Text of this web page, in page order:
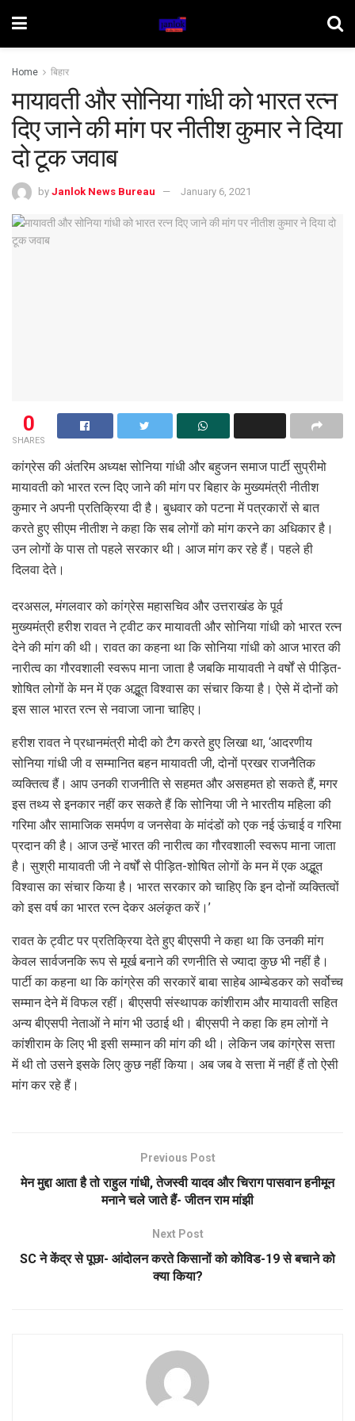
Home बिहार
मायावती और सोनिया गांधी को भारत रत्न
दिए जाने की मांग पर नीतीश कुमार ने दिया
दो टूक जवाब
by Janlok News Bureau January 6, 2021
0
SHARES
कांग्रेस की अंतरिम अध्यक्ष सोनिया गांधी और बहुजन समाज पार्टी सुप्रीमो
मायावती को भारत रत्न दिए जाने की मांग पर बिहार के मुख्यमंत्री नीतीश
कुमार ने अपनी प्रतिक्रिया दी है। बुधवार को पटना में पत्रकारों से बात
करते हुए सीएम नीतीश ने कहा कि सब लोगों को मांग करने का अधिकार है।
उन लोगों के पास तो पहले सरकार थी। आज मांग कर रहे हैं। पहले ही
दिलवा देते।
दरअसल, मंगलवार को कांग्रेस महासचिव और उत्तराखंड के पूर्व
मुख्यमंत्री हरीश रावत ने ट्वीट कर मायावती और सोनिया गांधी को भारत रत्न
देने की मांग की थी। रावत का कहना था कि सोनिया गांधी को आज भारत की
नारीत्व का गौरवशाली स्वरूप माना जाता है जबकि मायावती ने वर्षों से पीड़ित-
शोषित लोगों के मन में एक अद्भूत विश्वास का संचार किया है। ऐसे में दोनों को
इस साल भारत रत्न से नवाजा जाना चाहिए।
हरीश रावत ने प्रधानमंत्री मोदी को टैग करते हुए लिखा था, ‘आदरणीय
सोनिया गांधी जी व सम्मानित बहन मायावती जी, दोनों प्रखर राजनैतिक
व्यक्तित्व हैं। आप उनकी राजनीति से सहमत और असहमत हो सकते हैं, मगर
इस तथ्य से इनकार नहीं कर सकते हैं कि सोनिया जी ने भारतीय महिला की
गरिमा और सामाजिक समर्पण व जनसेवा के मांदंडों को एक नई ऊंचाई व गरिमा
प्रदान की है। आज उन्हें भारत की नारीत्व का गौरवशाली स्वरूप माना जाता
है। सुश्री मायावती जी ने वर्षों से पीड़ित-शोषित लोगों के मन में एक अद्भूत
विश्वास का संचार किया है। भारत सरकार को चाहिए कि इन दोनों व्यक्तित्वों
को इस वर्ष का भारत रत्न देकर अलंकृत करें।’
रावत के ट्वीट पर प्रतिक्रिया देते हुए बीएसपी ने कहा था कि उनकी मांग
केवल सार्वजनकि रूप से मूर्ख बनाने की रणनीति से ज्यादा कुछ भी नहीं है।
पार्टी का कहना था कि कांग्रेस की सरकारें बाबा साहेब आम्बेडकर को सर्वोच्च
सम्मान देने में विफल रहीं। बीएसपी संस्थापक कांशीराम और मायावती सहित
अन्य बीएसपी नेताओं ने मांग भी उठाई थी। बीएसपी ने कहा कि हम लोगों ने
कांशीराम के लिए भी इसी सम्मान की मांग की थी। लेकिन जब कांग्रेस सत्ता
में थी तो उसने इसके लिए कुछ नहीं किया। अब जब वे सत्ता में नहीं हैं तो ऐसी
मांग कर रहे हैं।
Previous Post
मेन मुद्दा आता है तो राहुल गांधी, तेजस्वी यादव और चिराग पासवान हनीमून
मनाने चले जाते हैं- जीतन राम मांझी
Next Post
SC ने केंद्र से पूछा- आंदोलन करते किसानों को कोविड-19 से बचाने को
क्या किया?